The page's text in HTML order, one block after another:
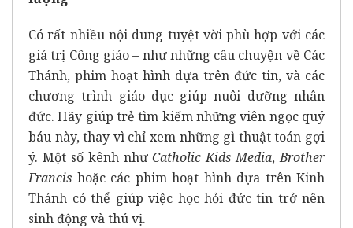
Có rất nhiều nội dung tuyệt vời phù hợp với các
giá trị Công giáo – như những câu chuyện về Các
Thánh, phim hoạt hình dựa trên đức tin, và các
chương trình giáo dục giúp nuôi dưỡng nhân
đức. Hãy giúp trẻ tìm kiếm những viên ngọc quý
báu này, thay vì chỉ xem những gì thuật toán gợi
ý. Một số kênh nhưCatholic Kids Media,Brother
Francis hoặc các phim hoạt hình dựa trên Kinh
Thánh có thể giúp việc học hỏi đức tin trở nên
sinh động và thú vị.